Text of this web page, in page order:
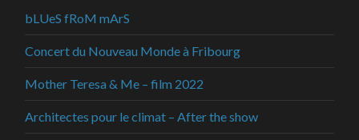
bLUeS fRoM mArS
Concert du Nouveau Monde à Fribourg
Mother Teresa & Me – film 2022
Architectes pour le climat – After the show